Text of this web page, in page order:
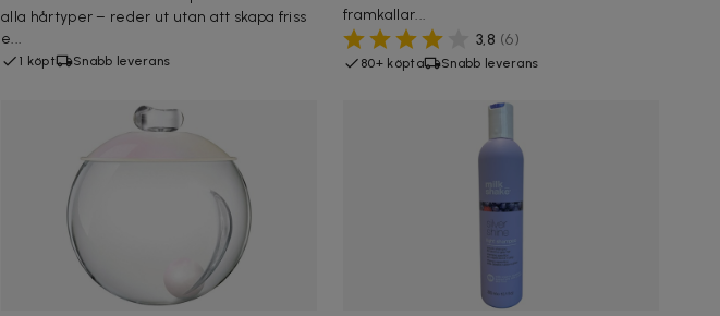
alla hårtyper – reder ut utan att skapa friss
e...
1 köpt Snabb leverans
framkallar...
3,8 (6)
80+ köpta Snabb leverans